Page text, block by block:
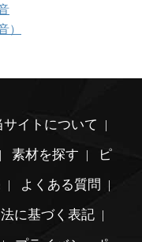
）
サイトについて
素材を探す
ピ
よくある質問
に基づく表記